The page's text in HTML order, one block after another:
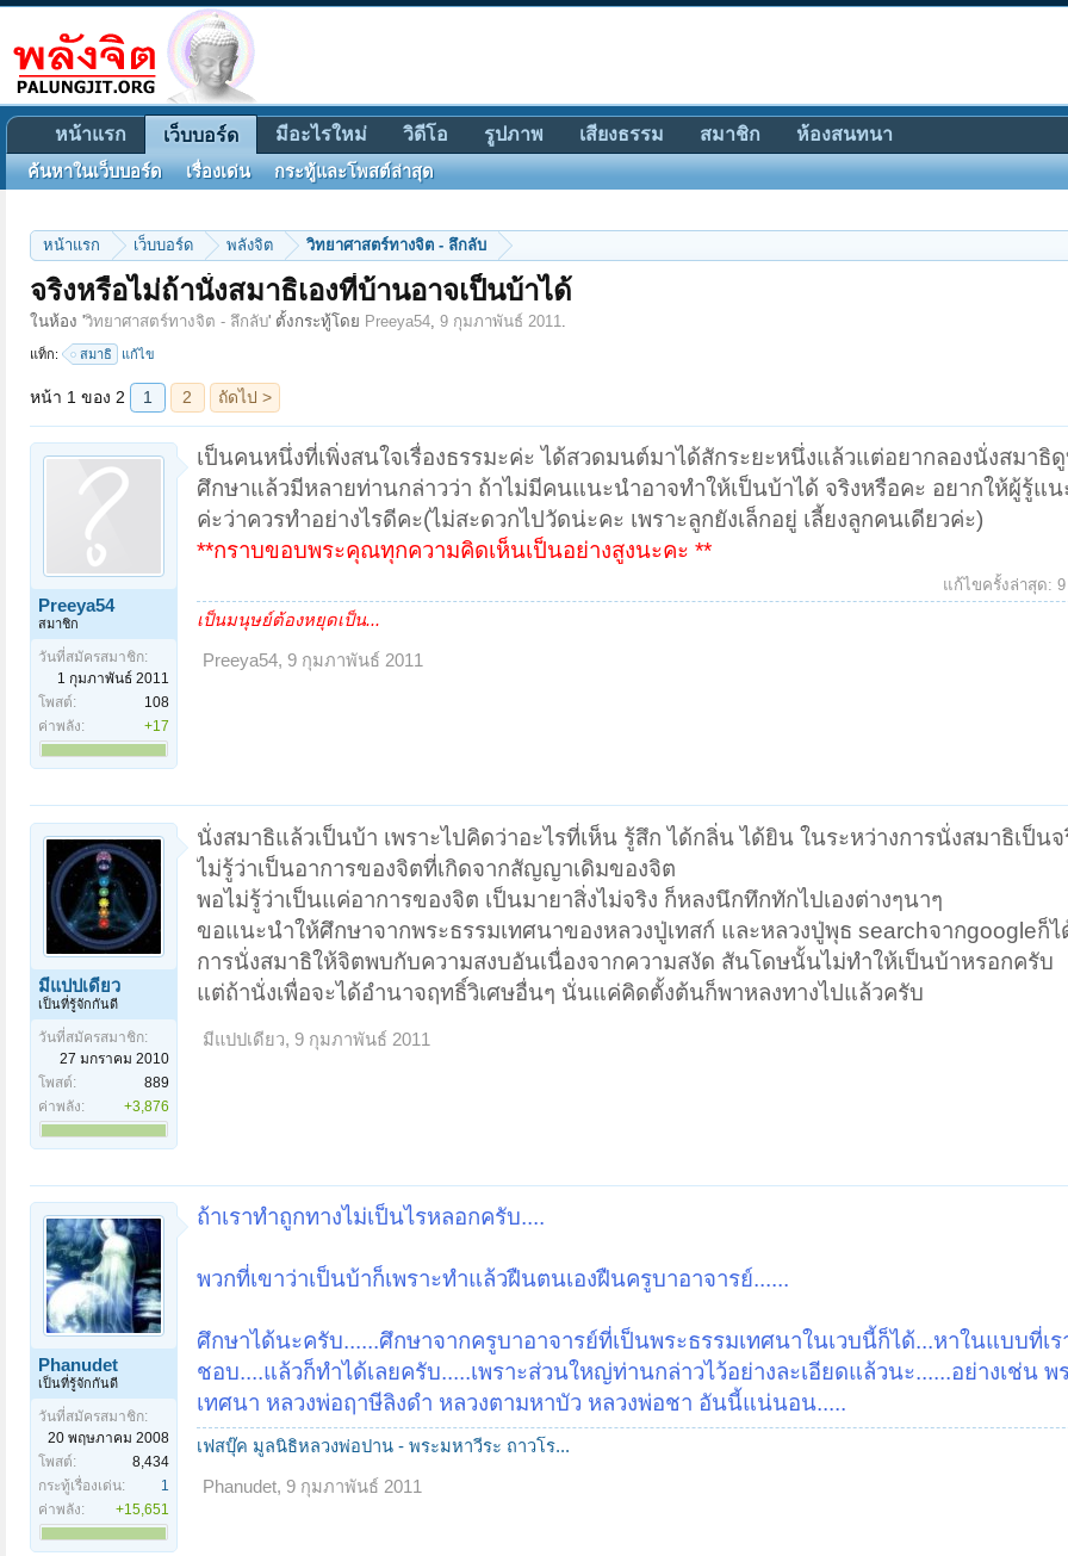
หน้าแรก เว็บบอร์ด พลังจิต วิทยาศาสตร์ทางจิต - ลึกลับ
จริงหรือไม่ถ้านั่งสมาธิเองที่บ้านอาจเป็นบ้าได้
ในห้อง 'วิทยาศาสตร์ทางจิต - ลึกลับ' ตั้งกระทู้โดย Preeya54, 9 กุมภาพันธ์ 2011.
แท็ก: สมาธิ แก้ไข
หน้า 1 ของ 2 1 2 ถัดไป >
Preeya54
สมาชิก
วันที่สมัครสมาชิก:
1 กุมภาพันธ์ 2011
โพสต์:
108
ค่าพลัง:
+17
เป็นคนหนึ่งที่เพิ่งสนใจเรื่องธรรมะค่ะ ได้สวดมนต์มาได้สักระยะหนึ่งแล้วแต่อยากลองนั่งสมาธิ
ศึกษาแล้วมีหลายท่านกล่าวว่า ถ้าไม่มีคนแนะนำอาจทำให้เป็นบ้าได้ จริงหรือคะ อยากให้ผู้รู้แ
ค่ะว่าควรทำอย่างไรดีคะ(ไม่สะดวกไปวัดน่ะคะ เพราะลูกยังเล็กอยู่ เลี้ยงลูกคนเดียวค่ะ)
**กราบขอบพระคุณทุกความคิดเห็นเป็นอย่างสูงนะคะ **
แก้ไขครั้งล่าสุด:
เป็นมนุษย์ต้องหยุดเป็น...
Preeya54, 9 กุมภาพันธ์ 2011
มีแปปเดียว
เป็นที่รู้จักกันดี
วันที่สมัครสมาชิก:
27 มกราคม 2010
โพสต์:
889
ค่าพลัง:
+3,876
นั่งสมาธิแล้วเป็นบ้า เพราะไปคิดว่าอะไรที่เห็น รู้สึก ได้กลิ่น ได้ยิน ในระหว่างการนั่งสมาธิเป็นจ
ไม่รู้ว่าเป็นอาการของจิตที่เกิดจากสัญญาเดิมของจิต
พอไม่รู้ว่าเป็นแค่อาการของจิต เป็นมายาสิ่งไม่จริง ก็หลงนึกทึกทักไปเองต่างๆนาๆ
ขอแนะนำให้ศึกษาจากพระธรรมเทศนาของหลวงปู่เทสก์ และหลวงปู่พุธ searchจากgoogleก็
การนั่งสมาธิให้จิตพบกับความสงบอันเนื่องจากความสงัด สันโดษนั้นไม่ทำให้เป็นบ้าหรอกครับ
แต่ถ้านั่งเพื่อจะได้อำนาจฤทธิ์วิเศษอื่นๆ นั่นแค่คิดตั้งต้นก็พาหลงทางไปแล้วครับ
มีแปปเดียว, 9 กุมภาพันธ์ 2011
Phanudet
เป็นที่รู้จักกันดี
วันที่สมัครสมาชิก:
20 พฤษภาคม 2008
โพสต์:
8,434
กระทู้เรื่องเด่น:
1
ค่าพลัง:
+15,651
ถ้าเราทำถูกทางไม่เป็นไรหลอกครับ....
พวกที่เขาว่าเป็นบ้าก็เพราะทำแล้วฝืนตนเองฝืนครูบาอาจารย์......
ศึกษาได้นะครับ......ศึกษาจากครูบาอาจารย์ที่เป็นพระธรรมเทศนาในเวบนี้ก็ได้...หาในแบบที่เร
ชอบ....แล้วก็ทำได้เลยครับ.....เพราะส่วนใหญ่ท่านกล่าวไว้อย่างละเอียดแล้วนะ......อย่างเช่น พ
เทศนา หลวงพ่อฤาษีลิงดำ หลวงตามหาบัว หลวงพ่อชา อันนี้แน่นอน.....
เฟสบุ๊ค มูลนิธิหลวงพ่อปาน - พระมหาวีระ ถาวโร...
Phanudet, 9 กุมภาพันธ์ 2011
หน้าแรก เว็บบอร์ด
ค้นหาในเว็บบอร์ด เรื่องเด่น กระทู้และโพสต์ล่าสุด
มีอะไรใหม่ วิดีโอ รูปภาพ เสียงธรรม สมาชิก ห้องสนทนา